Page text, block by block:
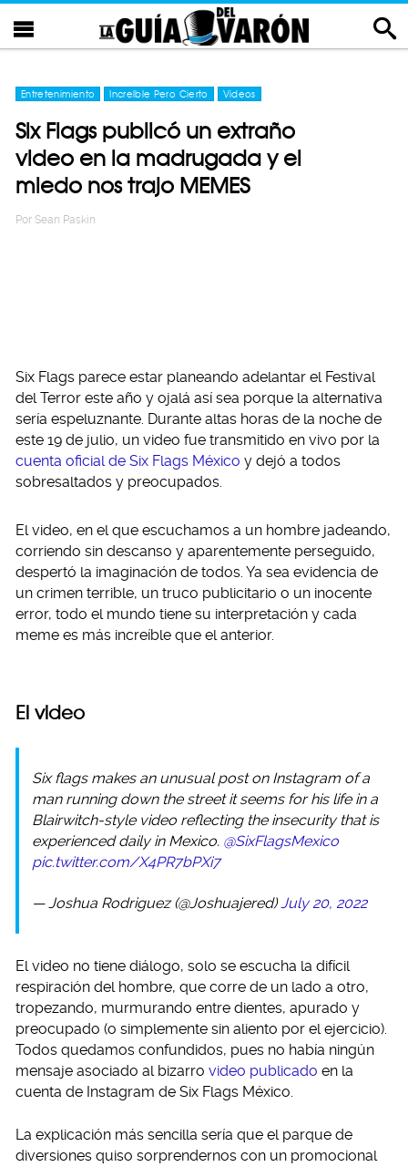
Entretenimiento Increíble Pero Cierto Videos
Six Flags publicó un extraño
video en la madrugada y el
miedo nos trajo MEMES
Por Sean Paskin
Six Flags parece estar planeando adelantar el Festival
del Terror este año y ojalá así sea porque la alternativa
sería espeluznante. Durante altas horas de la noche de
este 19 de julio, un video fue transmitido en vivo por la
cuenta oficial de Six Flags México y dejó a todos
sobresaltados y preocupados.
El video, en el que escuchamos a un hombre jadeando,
corriendo sin descanso y aparentemente perseguido,
despertó la imaginación de todos. Ya sea evidencia de
un crimen terrible, un truco publicitario o un inocente
error, todo el mundo tiene su interpretación y cada
meme es más increíble que el anterior.
El video
Six flags makes an unusual post on Instagram of a
man running down the street it seems for his life in a
Blairwitch-style video reflecting the insecurity that is
experienced daily in Mexico. @SixFlagsMexico
pic.twitter.com/X4PR7bPXi7
— Joshua Rodriguez (@Joshuajered)July 20, 2022
El video no tiene diálogo, solo se escucha la difícil
respiración del hombre, que corre de un lado a otro,
tropezando, murmurando entre dientes, apurado y
preocupado (o simplemente sin aliento por el ejercicio).
Todos quedamos confundidos, pues no había ningún
mensaje asociado al bizarro video publicado en la
cuenta de Instagram de Six Flags México.
La explicación más sencilla sería que el parque de
diversiones quiso sorprendernos con un promocional